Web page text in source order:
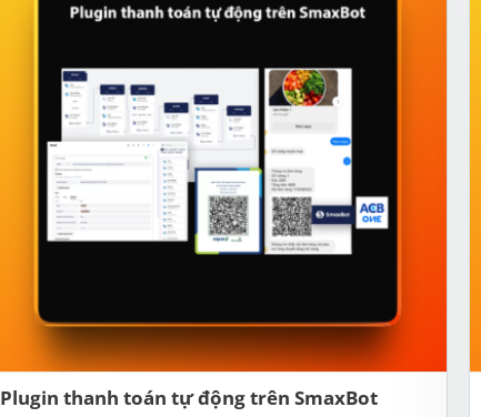
Plugin thanh toán tự động trên SmaxBot